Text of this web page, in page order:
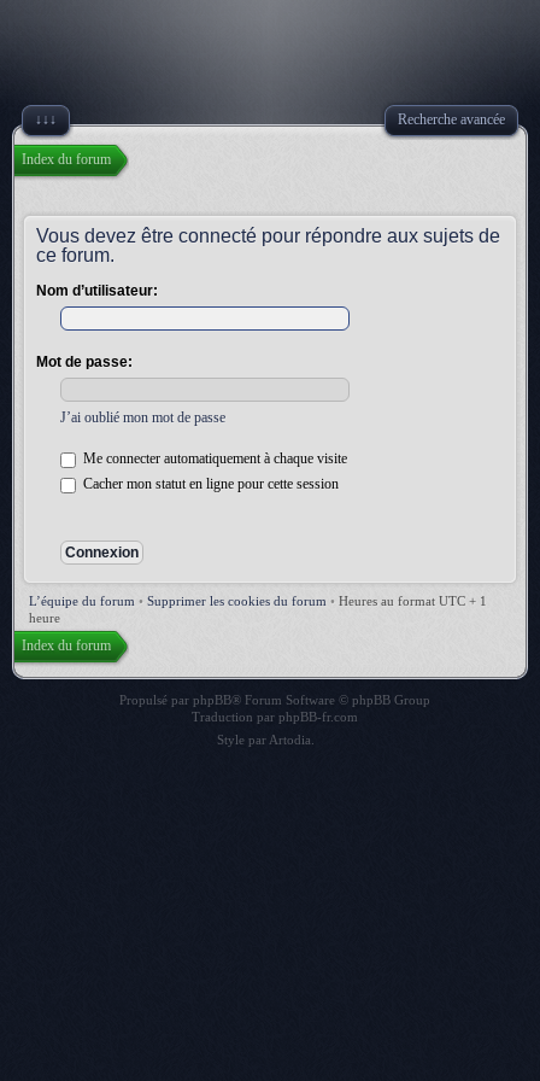
↓↓↓ Recherche avancée
Index du forum
Vous devez être connecté pour répondre aux sujets de
ce forum.
Nom d’utilisateur:
Mot de passe:
J’ai oublié mon mot de passe
Me connecter automatiquement à chaque visite
Cacher mon statut en ligne pour cette session
L’équipe du forum • Supprimer les cookies du forum • Heures au format UTC + 1
heure
Index du forum
Propulsé par phpBB® Forum Software © phpBB Group
Traduction par phpBB-fr.com
Style par Artodia